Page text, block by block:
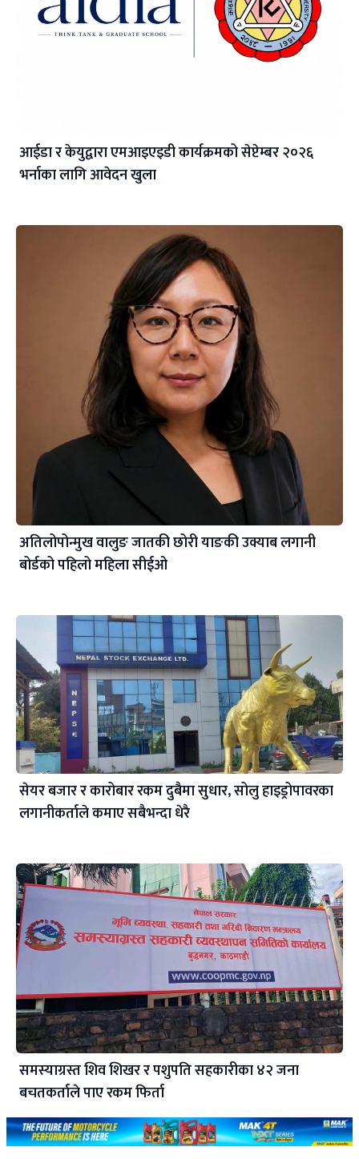
आईडा र केयुद्वारा एमआइएइडी कार्यक्रमको सेप्टेम्बर २०२६
भर्नाका लागि आवेदन खुला
अतिलोपोन्मुख वालुङ जातकी छोरी याङकी उक्याब लगानी
बोर्डको पहिलो महिला सीईओ
सेयर बजार र कारोबार रकम दुबैमा सुधार, सोलु हाइड्रोपावरका
लगानीकर्ताले कमाए सबैभन्दा धेरै
समस्याग्रस्त शिव शिखर र पशुपति सहकारीका ४२ जना
बचतकर्ताले पाए रकम फिर्ता